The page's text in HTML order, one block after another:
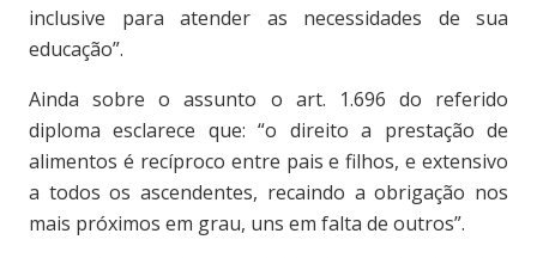
inclusive para atender as necessidades de sua
educação”.
Ainda sobre o assunto o art. 1.696 do referido
diploma esclarece que: “o direito a prestação de
alimentos é recíproco entre pais e filhos, e extensivo
a todos os ascendentes, recaindo a obrigação nos
mais próximos em grau, uns em falta de outros”.